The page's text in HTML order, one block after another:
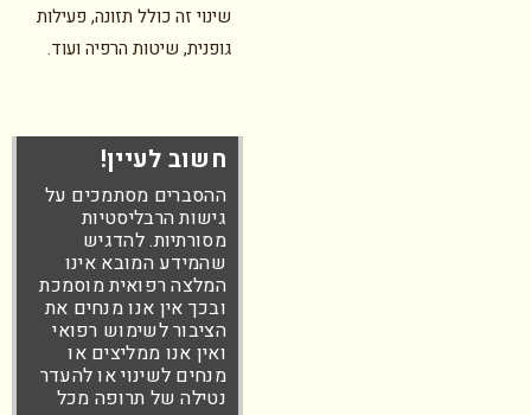
שינוי זה כולל תזונה, פעילות
גופנית, שיטות הרפיה ועוד.
חשוב לעיין!
ההסברים מסתמכים על
גישות הרבליסטיות
מסורתיות. להדגיש
שהמידע המובא אינו
המלצה רפואית מוסמכת
ובכך אין אנו מנחים את
הציבור לשימוש רפואי
ואין אנו ממליצים או
מנחים לשינוי או להעדר
נטילה של תרופה מכל